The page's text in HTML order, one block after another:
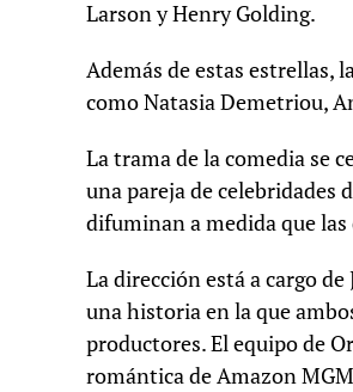
Larson y Henry Golding.
Además de estas estrellas,
como Natasia Demetriou,
La trama de la comedia se
una pareja de celebridades
difuminan a medida que
La dirección está a cargo
una historia en la que
productores. El equipo de
romántica de Amazon